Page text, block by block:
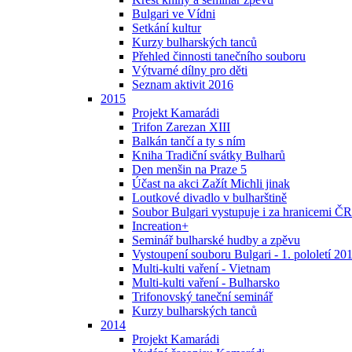
Bulgari ve Vídni
Setkání kultur
Kurzy bulharských tanců
Přehled činnosti tanečního souboru
Výtvarné dílny pro děti
Seznam aktivit 2016
2015
Projekt Kamarádi
Trifon Zarezan XIII
Balkán tančí a ty s ním
Kniha Tradiční svátky Bulharů
Den menšin na Praze 5
Účast na akci Zažít Michli jinak
Loutkové divadlo v bulharštině
Soubor Bulgari vystupuje i za hranicemi ČR
Increation+
Seminář bulharské hudby a zpěvu
Vystoupení souboru Bulgari - 1. pololetí
Multi-kulti vaření - Vietnam
Multi-kulti vaření - Bulharsko
Trifonovský taneční seminář
Kurzy bulharských tanců
2014
Projekt Kamarádi